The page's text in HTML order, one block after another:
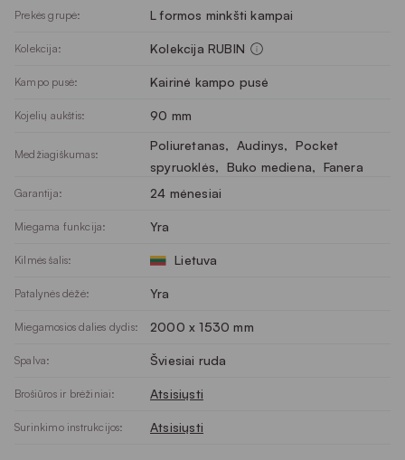
Prekės grupė: L formos minkšti kampai
Kolekcija: Kolekcija RUBIN
Kampo pusė: Kairinė kampo pusė
Kojelių aukštis: 90 mm
Medžiagiškumas:
Poliuretanas, Audinys, Pocket
spyruoklės, Buko mediena, Fanera
Garantija: 24 mėnesiai
Miegama funkcija: Yra
Kilmės šalis: Lietuva
Patalynės dėžė: Yra
Miegamosios dalies dydis: 2000 x 1530 mm
Spalva: Šviesiai ruda
Brošiūros ir brėžiniai: Atsisiųsti
Surinkimo instrukcijos: Atsisiųsti